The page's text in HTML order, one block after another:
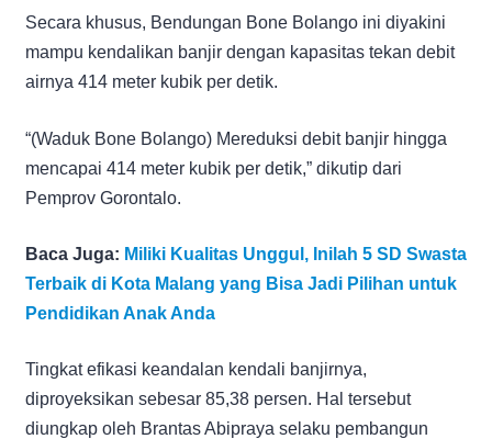
Secara khusus, Bendungan Bone Bolango ini diyakini
mampu kendalikan banjir dengan kapasitas tekan debit
airnya 414 meter kubik per detik.
“(Waduk Bone Bolango) Mereduksi debit banjir hingga
mencapai 414 meter kubik per detik,” dikutip dari
Pemprov Gorontalo.
Baca Juga: Miliki Kualitas Unggul, Inilah 5 SD Swasta
Terbaik di Kota Malang yang Bisa Jadi Pilihan untuk
Pendidikan Anak Anda
Tingkat efikasi keandalan kendali banjirnya,
diproyeksikan sebesar 85,38 persen. Hal tersebut
diungkap oleh Brantas Abipraya selaku pembangun